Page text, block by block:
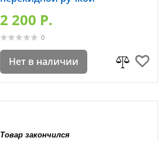
2 200 P.
0
Нет в наличии
Товар закончился